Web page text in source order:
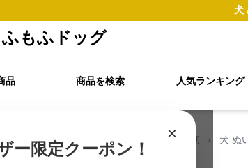
犬
ふもふドッグ
品 商品を検索 人気ランキング
×
ー限定クーポン！
もふドッグ TOP パグ ぬいぐるみの一覧 › 犬 ぬ